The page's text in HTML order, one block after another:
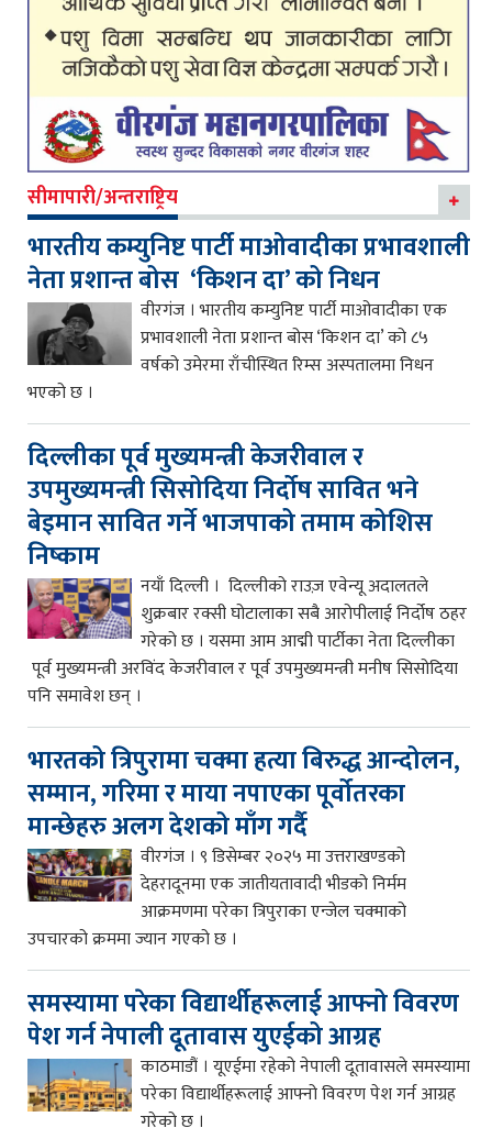
सीमापारी/अन्तराष्ट्रिय
भारतीय कम्युनिष्ट पार्टी माओवादीका प्रभावशाली
नेता प्रशान्त बोस ‘किशन दा’ को निधन
वीरगंज । भारतीय कम्युनिष्ट पार्टी माओवादीका एक
प्रभावशाली नेता प्रशान्त बोस ‘किशन दा’ को ८५
वर्षको उमेरमा राँचीस्थित रिम्स अस्पतालमा निधन
भएको छ ।
दिल्लीका पूर्व मुख्यमन्त्री केजरीवाल र
उपमुख्यमन्त्री सिसोदिया निर्दोष सावित भने
बेइमान सावित गर्ने भाजपाको तमाम कोशिस
निष्काम
नयाँ दिल्ली । दिल्लीको राउज़ एवेन्यू अदालतले
शुक्रबार रक्सी घोटालाका सबै आरोपीलाई निर्दोष ठहर
गरेको छ । यसमा आम आद्मी पार्टीका नेता दिल्लीका
पूर्व मुख्यमन्त्री अरविंद केजरीवाल र पूर्व उपमुख्यमन्त्री मनीष सिसोदिया
पनि समावेश छन् ।
भारतको त्रिपुरामा चक्मा हत्या बिरुद्ध आन्दोलन,
सम्मान, गरिमा र माया नपाएका पूर्वोतरका
मान्छेहरु अलग देशको माँग गर्दै
वीरगंज । ९ डिसेम्बर २०२५ मा उत्तराखण्डको
देहरादूनमा एक जातीयतावादी भीडको निर्मम
आक्रमणमा परेका त्रिपुराका एन्जेल चक्माको
उपचारको क्रममा ज्यान गएको छ ।
समस्यामा परेका विद्यार्थीहरूलाई आफ्नो विवरण
पेश गर्न नेपाली दूतावास युएईको आग्रह
काठमाडौं । यूएईमा रहेको नेपाली दूतावासले समस्यामा
परेका विद्यार्थीहरूलाई आफ्नो विवरण पेश गर्न आग्रह
गरेको छ ।